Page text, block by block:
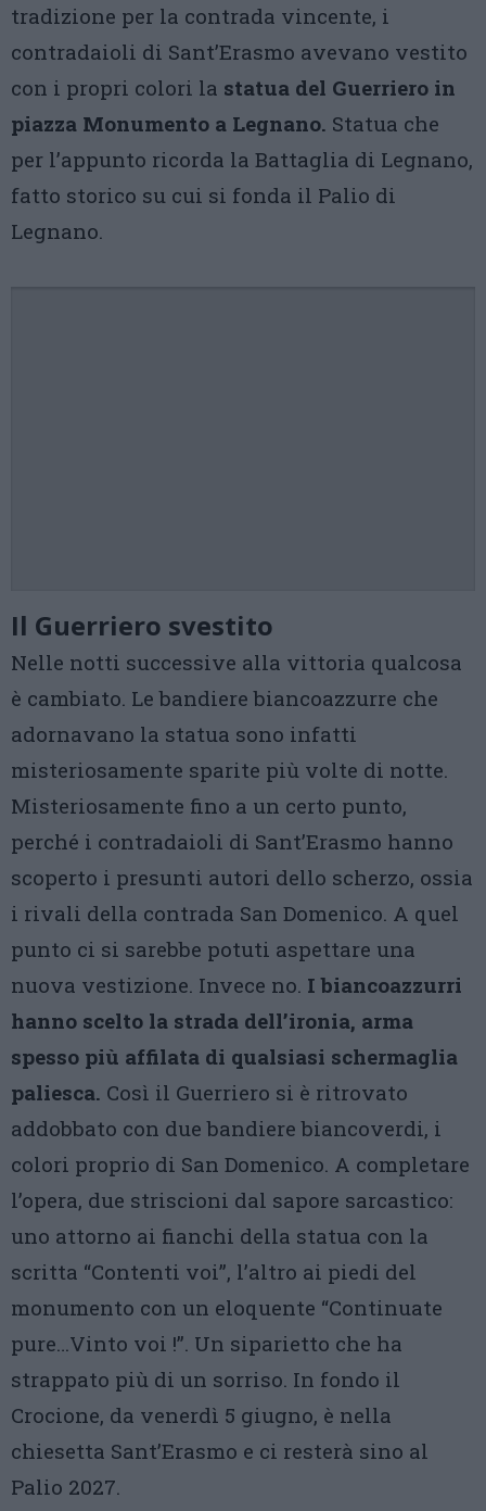
tradizione per la contrada vincente, i
contradaioli di Sant’Erasmo avevano vestito
con i propri colori la statua del Guerriero in
piazza Monumento a Legnano. Statua che
per l’appunto ricorda la Battaglia di Legnano,
fatto storico su cui si fonda il Palio di
Legnano.
Il Guerriero svestito
Nelle notti successive alla vittoria qualcosa
è cambiato. Le bandiere biancoazzurre che
adornavano la statua sono infatti
misteriosamente sparite più volte di notte.
Misteriosamente fino a un certo punto,
perché i contradaioli di Sant’Erasmo hanno
scoperto i presunti autori dello scherzo, ossia
i rivali della contrada San Domenico. A quel
punto ci si sarebbe potuti aspettare una
nuova vestizione. Invece no. I biancoazzurri
hanno scelto la strada dell’ironia, arma
spesso più affilata di qualsiasi schermaglia
paliesca. Così il Guerriero si è ritrovato
addobbato con due bandiere biancoverdi, i
colori proprio di San Domenico. A completare
l’opera, due striscioni dal sapore sarcastico:
uno attorno ai fianchi della statua con la
scritta “Contenti voi”, l’altro ai piedi del
monumento con un eloquente “Continuate
pure…Vinto voi !”. Un siparietto che ha
strappato più di un sorriso. In fondo il
Crocione, da venerdì 5 giugno, è nella
chiesetta Sant’Erasmo e ci resterà sino al
Palio 2027.